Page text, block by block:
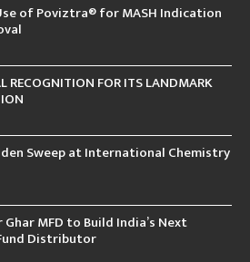
of Poviztra® for MASH Indication
RECOGNITION FOR ITS LANDMARK
Sweep at International Chemistry
MFD to Build India’s Next
Distributor